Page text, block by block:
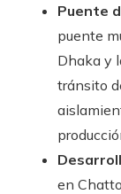
Puente
puente
Dhaka y
tránsito
en